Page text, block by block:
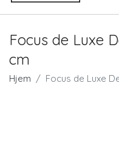
Focus de Luxe
cm
Hjem Focus de Luxe